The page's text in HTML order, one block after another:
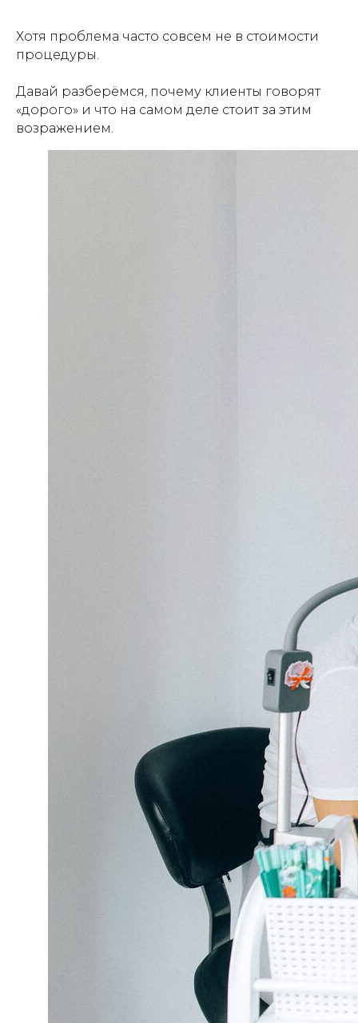
Хотя проблема часто совсем не в стоимости
процедуры.
Давай разберёмся, почему клиенты говорят
«дорого» и что на самом деле стоит за этим
возражением.